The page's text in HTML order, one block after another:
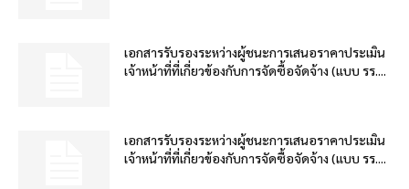
เอกสารรับรองระหว่างผู้ชนะการเสนอราคาประเมิน
เจ้าหน้าที่ที่เกี่ยวข้องกับการจัดซื้อจัดจ้าง (แบบ รร....
เอกสารรับรองระหว่างผู้ชนะการเสนอราคาประเมิน
เจ้าหน้าที่ที่เกี่ยวข้องกับการจัดซื้อจัดจ้าง (แบบ รร....